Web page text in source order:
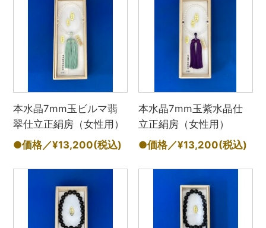
本水晶7mm玉ビルマ翡
翠仕立正絹房（女性用）
●価格／¥13,200(税込)
本水晶7mm玉紫水晶仕
立正絹房（女性用）
●価格／¥13,200(税込)